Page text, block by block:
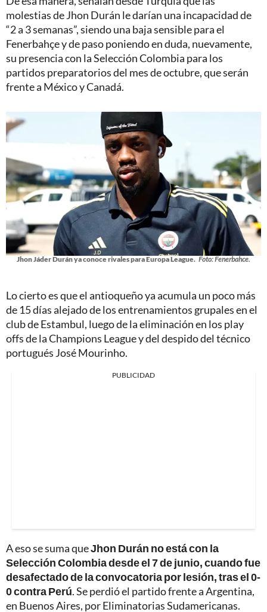
molestias de Jhon Durán le darían una incapacidad de
“2 a 3 semanas”, siendo una baja sensible para el
Fenerbahçe y de paso poniendo en duda, nuevamente,
su presencia con la Selección Colombia para los
partidos preparatorios del mes de octubre, que serán
frente a México y Canadá.
Jhon Jáder Durán ya conoce rivales para Europa League. Foto: Fenerbahce.
Lo cierto es que el antioqueño ya acumula un poco más
de 15 días alejado de los entrenamientos grupales en el
club de Estambul, luego de la eliminación en los play
offs de la Champions League y del despido del técnico
portugués José Mourinho.
PUBLICIDAD
A eso se suma queJhon Durán no está con la
Selección Colombia desde el 7 de junio, cuando fue
desafectado de la convocatoria por lesión, tras el 0-
0 contra Perú. Se perdió el partido frente a Argentina,
en Buenos Aires, por Eliminatorias Sudamericanas.